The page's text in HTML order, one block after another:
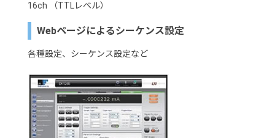
16ch （TTLレベル）
Webページによるシーケンス設定
各種設定、シーケンス設定など